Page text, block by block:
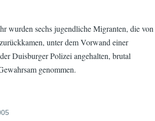
wurden sechs jugendliche Migranten, die von
unter dem Vorwand einer
Duisburger Polizei angehalten, brutal
genommen.